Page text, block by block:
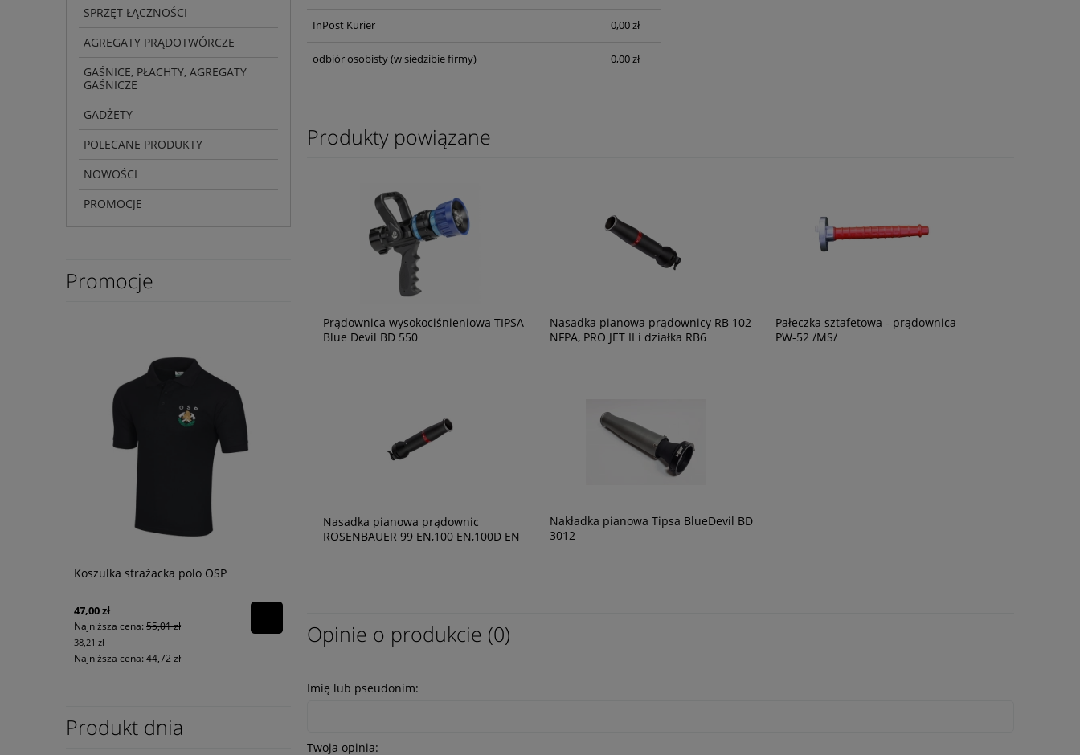
SPRZĘT ŁĄCZNOŚCI
AGREGATY PRĄDOTWÓRCZE
GAŚNICE, PŁACHTY, AGREGATY
GAŚNICZE
GADŻETY
POLECANE PRODUKTY
NOWOŚCI
PROMOCJE
Promocje
Koszulka strażacka polo OSP
47,00 zł
Najniższa cena: 55,01 zł
38,21 zł
Najniższa cena: 44,72 zł
Produkt dnia
InPost Kurier 0,00 zł
odbiór osobisty(w siedzibie firmy) 0,00 zł
Produkty powiązane
Prądownica wysokociśnieniowa TIPSA
Blue Devil BD 550
Nasadka pianowa prądownicy RB 102
NFPA, PRO JET II i działka RB6
Pałeczka sztafetowa - prądownica
PW-52 /MS/
Nasadka pianowa prądownic
ROSENBAUER 99 EN,100 EN,100D EN
Nakładka pianowa Tipsa BlueDevil BD
3012
Opinie o produkcie (0)
Imię lub pseudonim:
Twoja opinia: